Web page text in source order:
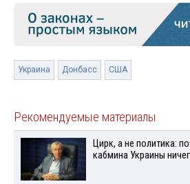
Украина Донбасс США
Рекомендуемые материалы
Цирк, а не политика:
кабмина Украины